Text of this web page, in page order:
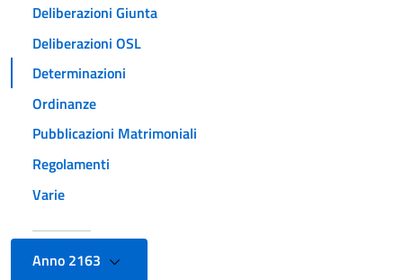
Deliberazioni Giunta
Deliberazioni OSL
Determinazioni
Ordinanze
Pubblicazioni Matrimoniali
Regolamenti
Varie
Anno 2163